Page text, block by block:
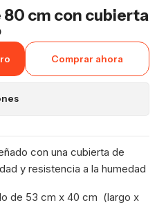
80 cm con cubierta
Comprar ahora
con una cubierta de
y resistencia a la humedad
de 53 cm x 40 cm (largo x